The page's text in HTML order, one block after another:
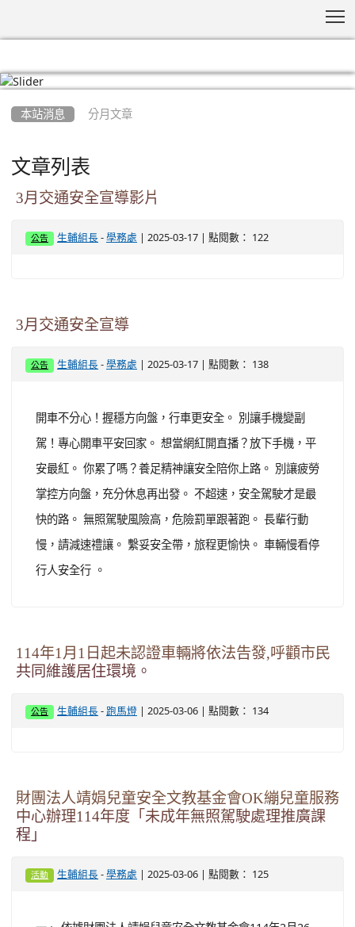
本站消息 分月文章
文章列表
3月交通安全宣導影片
公告 生輔組長 -學務處 | 2025-03-17 | 點閱數： 122
3月交通安全宣導
公告 生輔組長 -學務處 | 2025-03-17 | 點閱數： 138
開車不分心！握穩方向盤，行車更安全。 別讓手機變副
駕！專心開車平安回家。 想當網紅開直播？放下手機，平
安最紅。 你累了嗎？養足精神讓安全陪你上路。 別讓疲勞
掌控方向盤，充分休息再出發。 不超速，安全駕駛才是最
快的路。 無照駕駛風險高，危險罰單跟著跑。 長輩行動
慢，請減速禮讓。 繫妥安全帶，旅程更愉快。 車輛慢看停
行人安全行 。
114年1月1日起未認證車輛將依法告發,呼顴市民
共同維護居住環境。
公告 生輔組長 - 跑馬燈 | 2025-03-06 | 點閱數： 134
財團法人靖娟兒童安全文教基金會OK繃兒童服務
中心辦理114年度「未成年無照駕駛處理推廣課
程」
活動 生輔組長 -學務處 | 2025-03-06 | 點閱數： 125